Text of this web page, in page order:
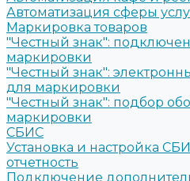
Автоматизация сферы
Маркировка товаров
"Честный знак":
маркировки
"Честный знак":
для маркировки
"Честный знак": подбор
маркировки
СБИС
Установка и настройка
отчетность
Подключение